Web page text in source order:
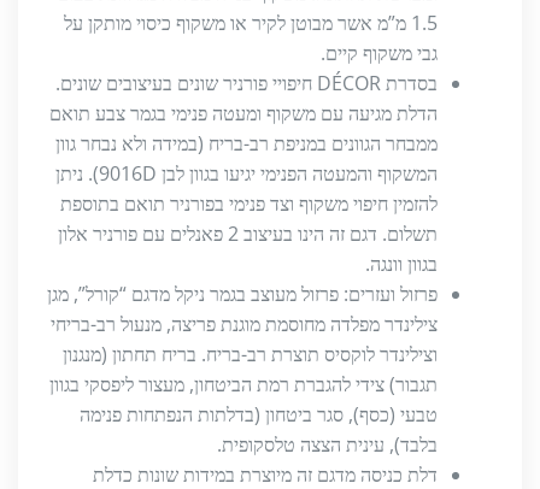
1.5 מ”מ אשר מבוטן לקיר או משקוף כיסוי מותקן על
גבי משקוף קיים.
בסדרת DÉCOR חיפויי פורניר שונים בעיצובים שונים.
הדלת מגיעה עם משקוף ומעטה פנימי בגמר צבע תואם
ממבחר הגוונים במניפת רב-בריח (במידה ולא נבחר גוון
המשקוף והמעטה הפנימי יגיעו בגוון לבן 9016D). ניתן
להזמין חיפוי משקוף וצד פנימי בפורניר תואם בתוספת
תשלום. דגם זה הינו בעיצוב 2 פאנלים עם פורניר אלון
בגוון וונגה.
פרזול ועזרים: פרזול מעוצב בגמר ניקל מדגם “קורל”, מגן
צילינדר מפלדה מחוסמת מוגנת פריצה, מנעול רב-בריחי
וצילינדר לוקסיס תוצרת רב-בריח. בריח תחתון (מנגנון
תגבור) צידי להגברת רמת הביטחון, מעצור ליפסקי בגוון
טבעי (כסף), סגר ביטחון (בדלתות הנפתחות פנימה
בלבד), עינית הצצה טלסקופית.
דלת כניסה מדגם זה מיוצרת במידות שונות כדלת